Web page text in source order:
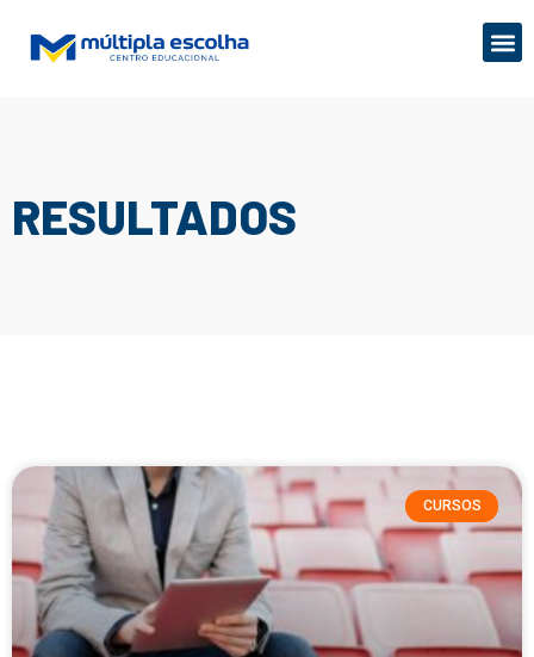
RESULTADOS
CURSOS